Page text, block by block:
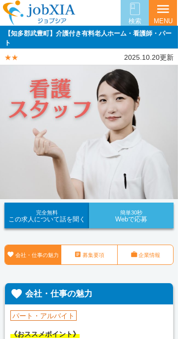
検索
menu
MENU
【知多郡武豊町】介護付き有料老人ホーム・看護師・パー
ト
★★ 2025.10.20更新
完全無料
この求人について話を聞く
簡単30秒
Webで応募
 会社・仕事の魅力  募集要項 企業情報
 会社・仕事の魅力
パート・アルバイト
《おススメポイント》